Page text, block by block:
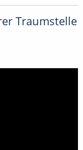
Traumstelle